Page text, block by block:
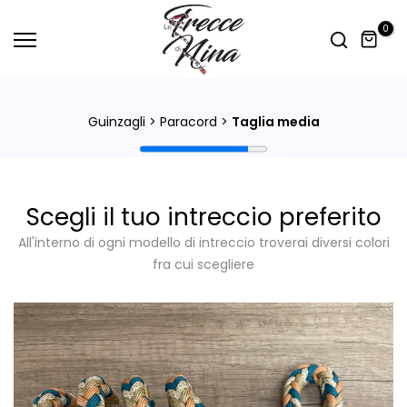
0
Guinzagli > Paracord > Taglia media
Scegli il tuo intreccio preferito
All'interno di ogni modello di intreccio troverai diversi colori
fra cui scegliere